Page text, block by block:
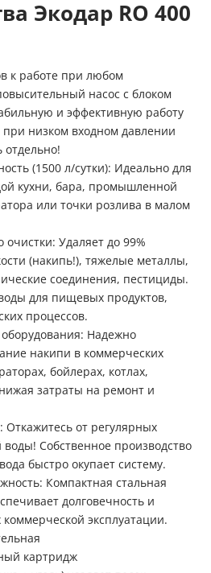
Экодар RO 400
к работе при любом
насос с блоком
и эффективную работу
низком входном давлении
отдельно!
(1500 л/сутки): Идеально для
кухни, бара, промышленной
или точки розлива в малом
очистки: Удаляет до 99%
(накипь!), тяжелые металлы,
соединения, пестициды.
для пищевых продуктов,
процессов.
Надежно
накипи в коммерческих
бойлерах, котлах,
затраты на ремонт и
Откажитесь от регулярных
воды! Собственное производство
быстро окупает систему.
Компактная стальная
долговечность и
коммерческой эксплуатации.
картридж